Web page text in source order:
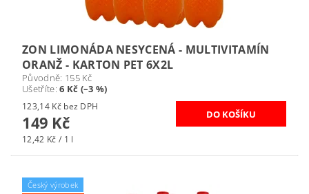
ZON LIMONÁDA NESYCENÁ - MULTIVITAMÍN
ORANŽ - KARTON PET 6X2L
Původně: 155 Kč
Ušetříte:6 Kč (–3 %)
123,14 Kč bez DPH
149 Kč
12,42 Kč / 1 l
Český výrobek